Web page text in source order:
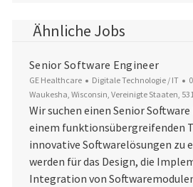
Ähnliche Jobs
Senior Software Engineer
GE Healthcare Kategorie
Digitale Technologie / IT
Waukesha, Wisconsin, Vereinigte Staaten,
Wir suchen einen Senior
einem funktionsübergreifenden
innovative Softwarelösungen zu
werden für das Design, die
Integration von